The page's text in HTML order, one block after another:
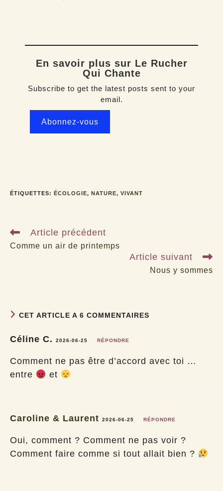
En savoir plus sur Le Rucher
Qui Chante
Subscribe to get the latest posts sent to your
email.
Abonnez-vous
ÉTIQUETTES: ÉCOLOGIE, NATURE, VIVANT
Read
more
articles
Article précédent
Comme un air de printemps
Article suivant
Nous y sommes
CET ARTICLE A 6 COMMENTAIRES
Céline C. 2026-06-25 RÉPONDRE
Comment ne pas être d’accord avec toi …
entre
et
Caroline & Laurent 2026-06-25 RÉPONDRE
Oui, comment ? Comment ne pas voir ?
Comment faire comme si tout allait bien ?